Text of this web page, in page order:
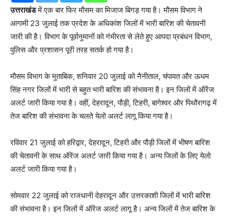
उत्तराखंडमें एक बार फिर मौसम का मिजाज बिगड़ गया है। मौसम विभाग ने
आगामी 23 जुलाई तक प्रदेश के अधिकांश जिलों में भारी बारिश की चेतावनी
जारी की है। विभाग के पूर्वानुमानों को गंभीरता से लेते हुए आपदा प्रबंधन विभाग,
पुलिस और प्रशासन पूरी तरह सतर्क हो गया है।
मौसम विभाग के मुताबिक, शनिवार 20 जुलाई को नैनीताल, चंपावत और ऊधम
सिंह नगर जिलों में भारी से बहुत भारी बारिश की संभावना है। इन जिलों में ऑरेंज
अलर्ट जारी किया गया है। वहीं, देहरादून, पौड़ी, टिहरी, बागेश्वर और पिथौरागढ़ में
तेज बारिश की संभावना के चलते येलो अलर्ट लागू किया गया है।
रविवार 21 जुलाई को हरिद्वार, देहरादून, टिहरी और पौड़ी जिलों में भीषण बारिश
की चेतावनी के साथ ऑरेंज अलर्ट जारी किया गया है। अन्य जिलों के लिए येलो
अलर्ट जारी किया गया है।
सोमवार 22 जुलाई को राजधानी देहरादून और उत्तरकाशी जिलों में भारी बारिश
की संभावना है। इन जिलों में ऑरेंज अलर्ट लागू है। अन्य जिलों में तेज बारिश के